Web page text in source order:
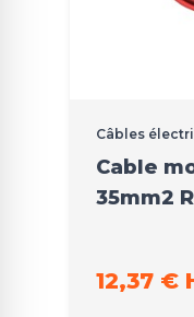
Câbles
Cable
35mm2
12,37 €